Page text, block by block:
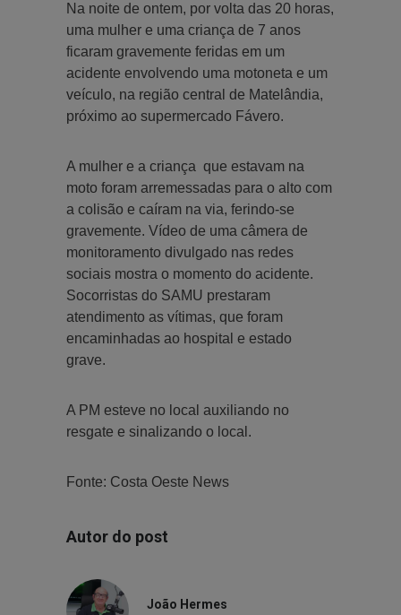
Na noite de ontem, por volta das 20 horas,
uma mulher e uma criança de 7 anos
ficaram gravemente feridas em um
acidente envolvendo uma motoneta e um
veículo, na região central de Matelândia,
próximo ao supermercado Fávero.
A mulher e a criança que estavam na
moto foram arremessadas para o alto com
a colisão e caíram na via, ferindo-se
gravemente. Vídeo de uma câmera de
monitoramento divulgado nas redes
sociais mostra o momento do acidente.
Socorristas do SAMU prestaram
atendimento as vítimas, que foram
encaminhadas ao hospital e estado
grave.
A PM esteve no local auxiliando no
resgate e sinalizando o local.
Fonte: Costa Oeste News
Autor do post
João Hermes